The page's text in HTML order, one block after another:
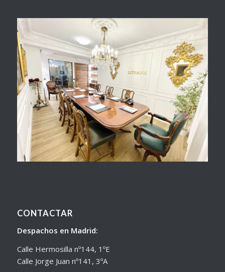
CONTACTAR
Despachos en Madrid:
Calle Hermosilla nº144, 1ºE
Calle Jorge Juan nº141, 3ºA